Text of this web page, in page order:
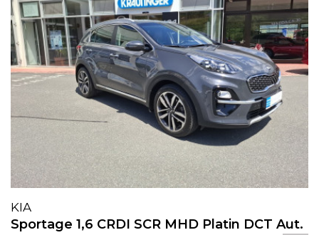
KIA
Sportage 1,6 CRDI SCR MHD Platin DCT Aut.